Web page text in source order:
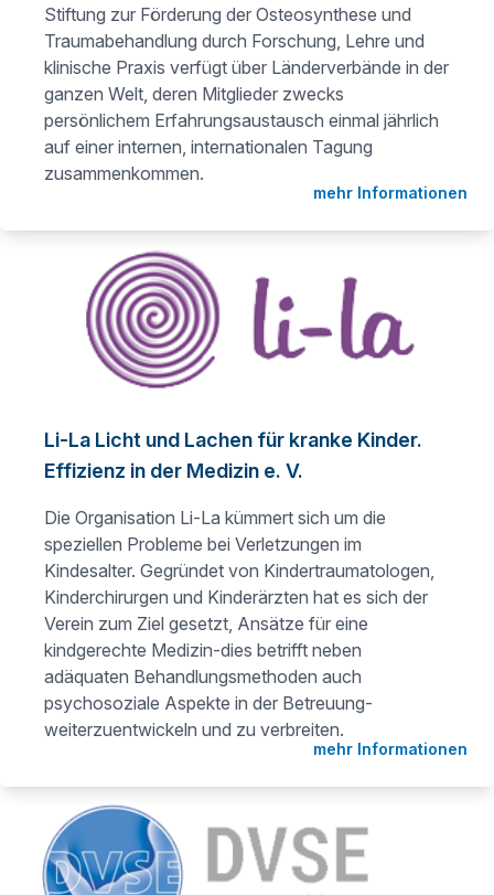
Stiftung zur Förderung der Osteosynthese und
Traumabehandlung durch Forschung, Lehre und
klinische Praxis verfügt über Länderverbände in der
ganzen Welt, deren Mitglieder zwecks
persönlichem Erfahrungsaustausch einmal jährlich
auf einer internen, internationalen Tagung
zusammenkommen.
mehr Informationen
Li-La Licht und Lachen für kranke Kinder.
Effizienz in der Medizin e. V.
Die Organisation Li-La kümmert sich um die
speziellen Probleme bei Verletzungen im
Kindesalter. Gegründet von Kindertraumatologen,
Kinderchirurgen und Kinderärzten hat es sich der
Verein zum Ziel gesetzt, Ansätze für eine
kindgerechte Medizin-dies betrifft neben
adäquaten Behandlungsmethoden auch
psychosoziale Aspekte in der Betreuung-
weiterzuentwickeln und zu verbreiten.
mehr Informationen